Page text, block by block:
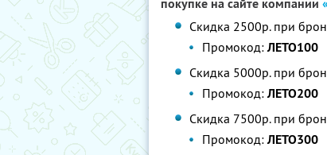
покупке на сайте компании
Скидка 2500р. при
Промокод:ЛЕТО100
Скидка 5000р. при
Промокод:ЛЕТО200
Скидка 7500р. при
Промокод:ЛЕТО300